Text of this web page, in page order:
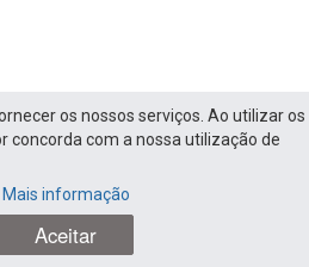
os nossos serviços. Ao utilizar os
concorda com a nossa utilização de
Mais informação
Aceitar